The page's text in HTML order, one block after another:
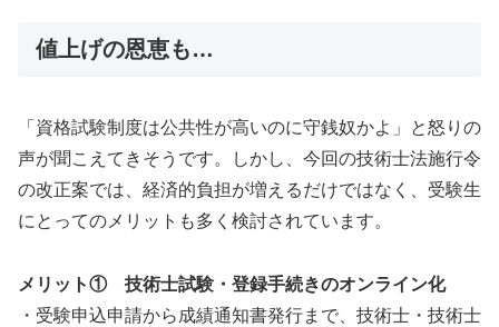
値上げの恩恵も…
「資格試験制度は公共性が高いのに守銭奴かよ」と怒りの
声が聞こえてきそうです。しかし、今回の技術士法施行令
の改正案では、経済的負担が増えるだけではなく、受験生
にとってのメリットも多く検討されています。
メリット① 技術士試験・登録手続きのオンライン化
・受験申込申請から成績通知書発行まで、技術士・技術士